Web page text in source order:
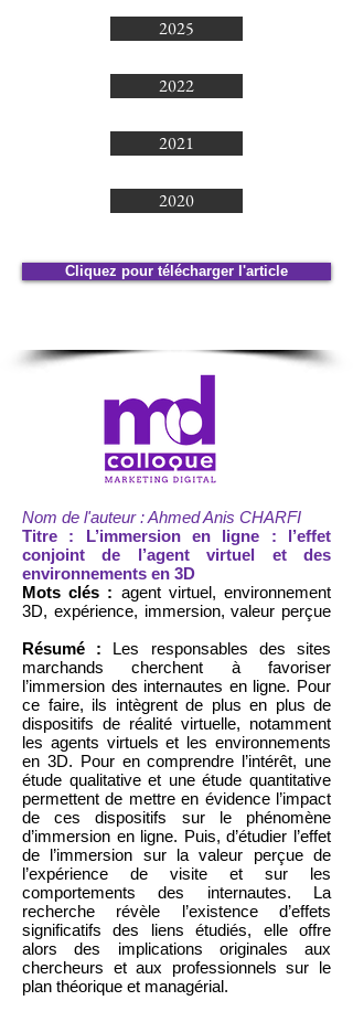
2025
2022
2021
2020
Cliquez pour télécharger l'article
Nom de l'auteur : Ahmed Anis CHARFI
Titre : L’immersion en ligne : l’effet
conjoint de l’agent virtuel et des
environnements en 3D
Mots clés : agent virtuel, environnement
3D, expérience, immersion, valeur perçue
Résumé : Les responsables des sites
marchands cherchent à favoriser
l’immersion des internautes en ligne. Pour
ce faire, ils intègrent de plus en plus de
dispositifs de réalité virtuelle, notamment
les agents virtuels et les environnements
en 3D. Pour en comprendre l’intérêt, une
étude qualitative et une étude quantitative
permettent de mettre en évidence l’impact
de ces dispositifs sur le phénomène
d’immersion en ligne. Puis, d’étudier l’effet
de l’immersion sur la valeur perçue de
l’expérience de visite et sur les
comportements des internautes. La
recherche révèle l’existence d’effets
significatifs des liens étudiés, elle offre
alors des implications originales aux
chercheurs et aux professionnels sur le
plan théorique et managérial.